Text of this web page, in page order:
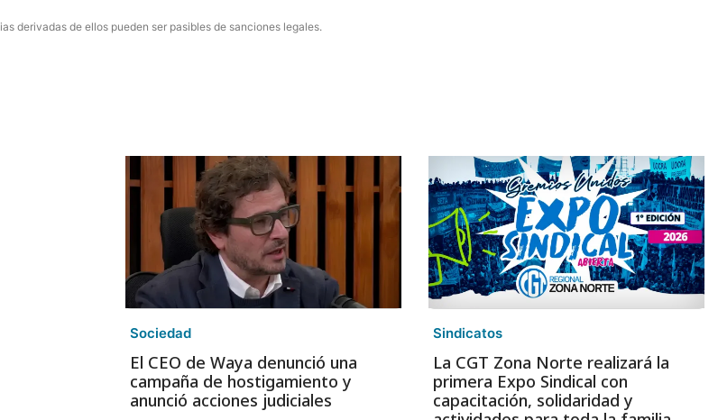
derivadas de ellos pueden ser pasibles de sanciones legales.
Sociedad
El CEO de Waya denunció una
campaña de hostigamiento y
anunció acciones judiciales
Sindicatos
La CGT Zona Norte realizará la
primera Expo Sindical con
capacitación, solidaridad y